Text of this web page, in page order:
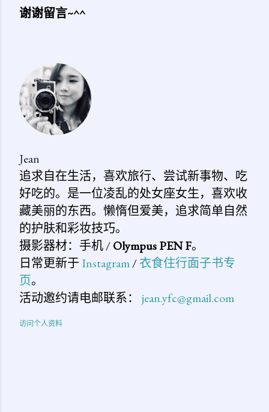
论
谢谢留言~^^
Jean
追求自在生活，喜欢旅行、尝试新事物、吃
好吃的。是一位凌乱的处女座女生，喜欢收
藏美丽的东西。懒惰但爱美，追求简单自然
的护肤和彩妆技巧。
摄影器材：手机 /Olympus PEN F。
日常更新于 Instagram/衣食住行面子书专
页。
活动邀约请电邮联系： jean.yfc@gmail.com
访问个人资料